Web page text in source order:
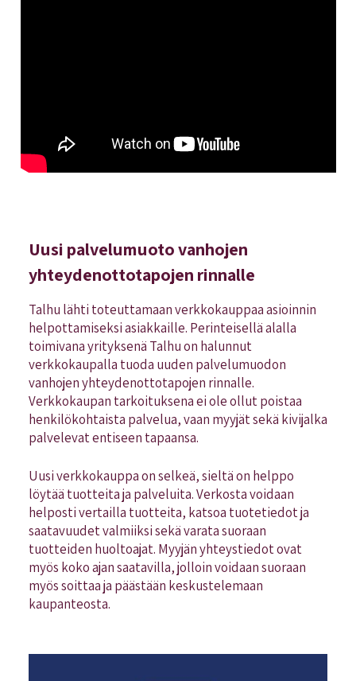
Uusi palvelumuoto vanhojen
yhteydenottotapojen rinnalle
Talhu lähti toteuttamaan verkkokauppaa asioinnin
helpottamiseksi asiakkaille. Perinteisellä alalla
toimivana yrityksenä Talhu on halunnut
verkkokaupalla tuoda uuden palvelumuodon
vanhojen yhteydenottotapojen rinnalle.
Verkkokaupan tarkoituksena ei ole ollut poistaa
henkilökohtaista palvelua, vaan myyjät sekä kivijalka
palvelevat entiseen tapaansa.
Uusi verkkokauppa on selkeä, sieltä on helppo
löytää tuotteita ja palveluita. Verkosta voidaan
helposti vertailla tuotteita, katsoa tuotetiedot ja
saatavuudet valmiiksi sekä varata suoraan
tuotteiden huoltoajat. Myyjän yhteystiedot ovat
myös koko ajan saatavilla, jolloin voidaan suoraan
myös soittaa ja päästään keskustelemaan
kaupanteosta.